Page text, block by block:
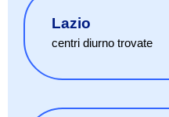
Lazio
centri diurnotrovate